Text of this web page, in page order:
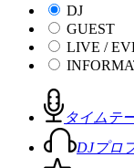
DJ
GUEST
LIVE /
タイムテ
DJプロ